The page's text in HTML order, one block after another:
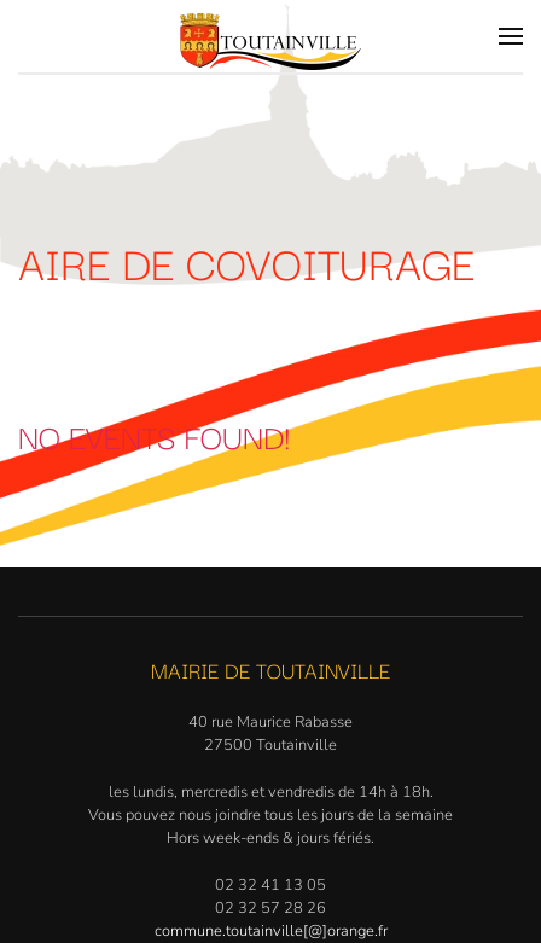
Skip to main content
AIRE DE COVOITURAGE
NO EVENTS FOUND!
MAIRIE DE TOUTAINVILLE
40 rue Maurice Rabasse
27500 Toutainville
les lundis, mercredis et vendredis de 14h à 18h.
Vous pouvez nous joindre tous les jours de la semaine
Hors week-ends & jours fériés.
02 32 41 13 05
02 32 57 28 26
commune.toutainville[@]orange.fr